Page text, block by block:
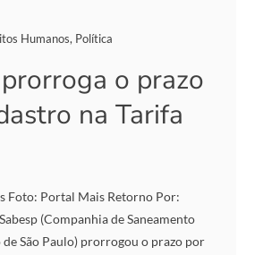
Humanos, Política
o prazo
na Tarifa
Foto: Portal Mais Retorno Por:
(Companhia de Saneamento
de São Paulo) prorrogou o prazo por